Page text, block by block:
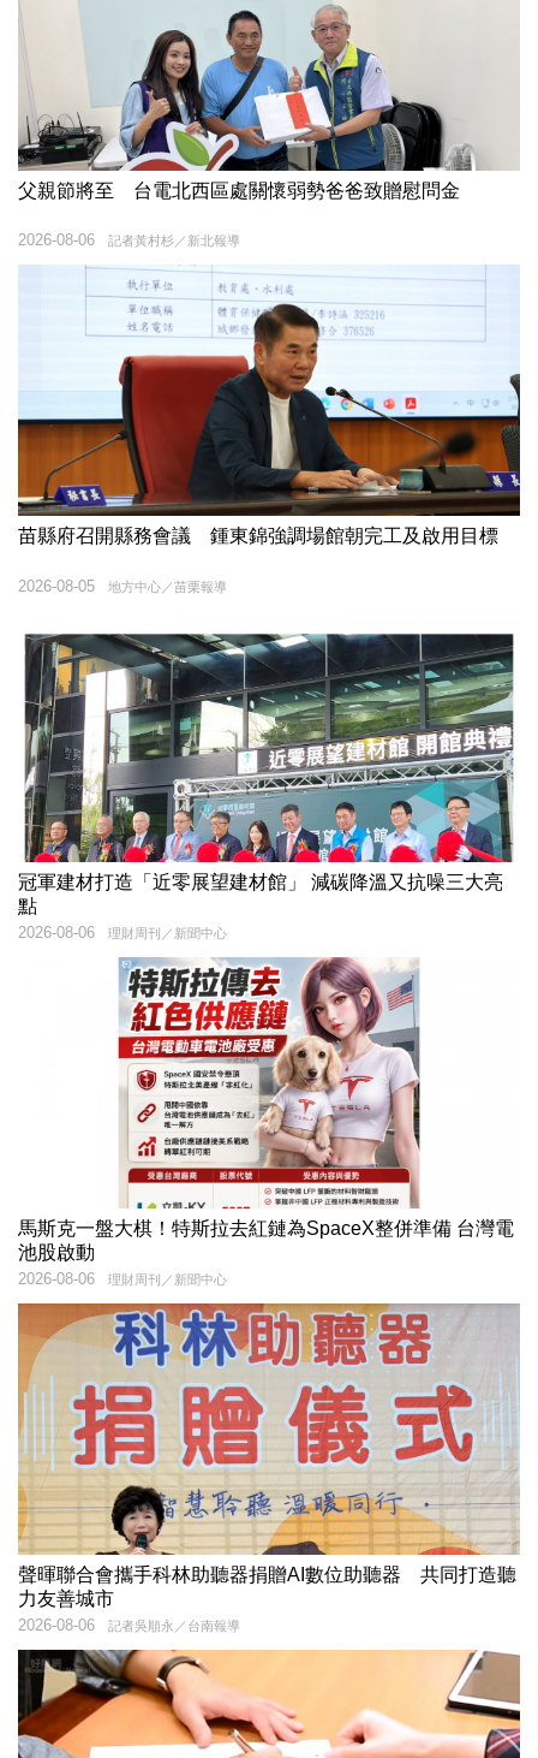
父親節將至 台電北西區處關懷弱勢爸爸致贈慰問金
記者黃村杉／新北報導
2026-08-06
苗縣府召開縣務會議 鍾東錦強調場館朝完工及啟用目標
地方中心／苗栗報導
2026-08-05
冠軍建材打造「近零展望建材館」 減碳降溫又抗噪三大亮
點
理財周刊／新聞中心
2026-08-06
馬斯克一盤大棋！特斯拉去紅鏈為SpaceX整併準備 台灣電
池股啟動
理財周刊／新聞中心
2026-08-06
聲暉聯合會攜手科林助聽器捐贈AI數位助聽器 共同打造聽
力友善城市
記者吳順永／台南報導
2026-08-06